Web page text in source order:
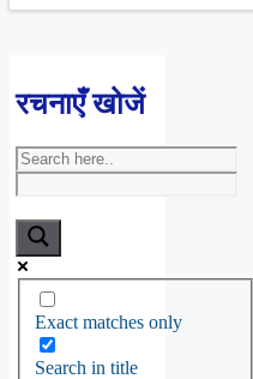
रचनाएँ खोजें
Exact matches only
Search in title